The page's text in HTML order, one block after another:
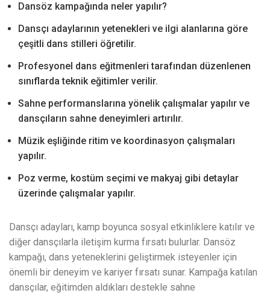
Dansöz kampağında neler yapılır?
Dansçı adaylarının yetenekleri ve ilgi alanlarına göre
çeşitli dans stilleri öğretilir.
Profesyonel dans eğitmenleri tarafından düzenlenen
sınıflarda teknik eğitimler verilir.
Sahne performanslarına yönelik çalışmalar yapılır ve
dansçıların sahne deneyimleri artırılır.
Müzik eşliğinde ritim ve koordinasyon çalışmaları
yapılır.
Poz verme, kostüm seçimi ve makyaj gibi detaylar
üzerinde çalışmalar yapılır.
Dansçı adayları, kamp boyunca sosyal etkinliklere katılır ve
diğer dansçılarla iletişim kurma fırsatı bulurlar. Dansöz
kampağı, dans yeteneklerini geliştirmek isteyenler için
önemli bir deneyim ve kariyer fırsatı sunar. Kampağa katılan
dansçılar, eğitimden aldıkları destekle sahne